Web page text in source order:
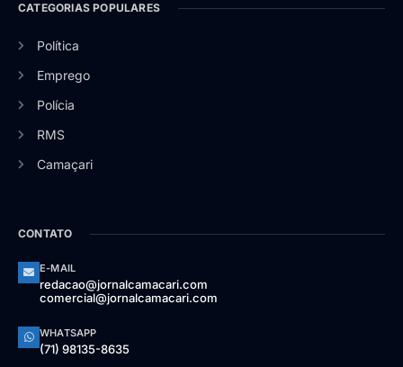
CATEGORIAS POPULARES
Política
Emprego
Polícia
RMS
Camaçari
CONTATO
E-MAIL
redacao@jornalcamacari.com
comercial@jornalcamacari.com
WHATSAPP
(71) 98135-8635